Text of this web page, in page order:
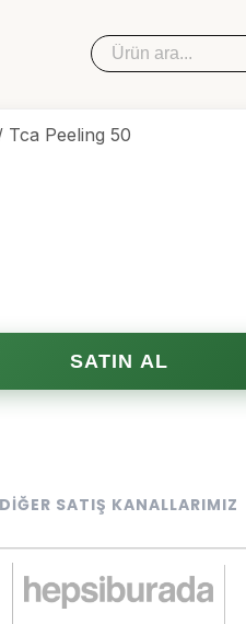
Peeling 50
SATIN AL
DIĞER SATIŞ KANALLARIMIZ
Sipariş Takip